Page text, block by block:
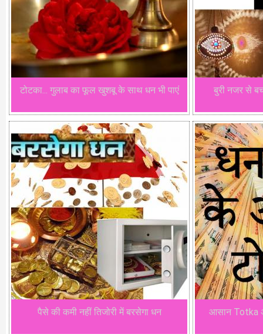
टोटका... गुलाब का फूल खुशबू के साथ धन भी पाएं बुरी नजर से
पैसे की कमी नहीं तिजोरी में बरसेगा धन आसान Totka